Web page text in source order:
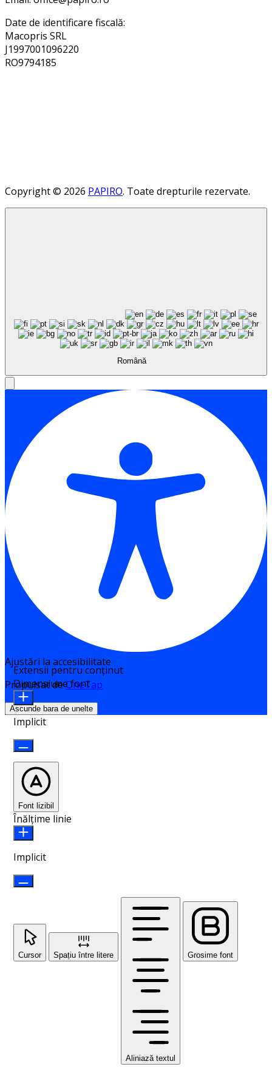
Date de identificare fiscală:
Macopris SRL
J1997001096220
RO9794185
Copyright © 2026 PAPIRO. Toate drepturile rezervate.
Română
Ajustări la accesibilitate
Propulsat deOneTap
Ascunde bara de unelte
Extensii pentru conținut
Dimensiune font
Implicit
Font lizibil
Înălțime linie
Implicit
Cursor Spațiu între litere
Aliniază textul
Grosime font